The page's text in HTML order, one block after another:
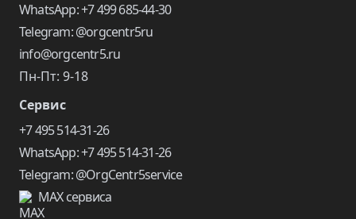
WhatsApp: +7 499 685-44-30
Telegram: @orgcentr5ru
info@orgcentr5.ru
Пн-Пт: 9-18
Сервис
+7 495 514-31-26
WhatsApp: +7 495 514-31-26
Telegram: @OrgCentr5service
MAX сервиса